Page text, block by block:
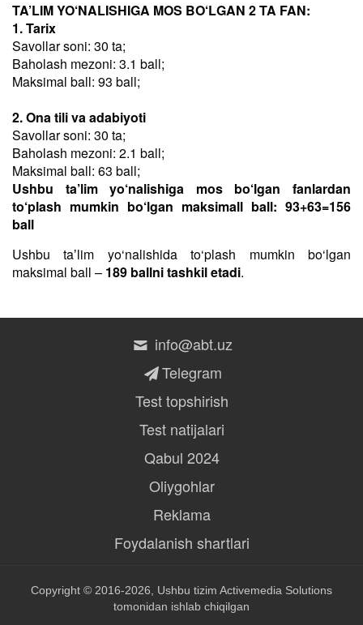
TA’LIM YO‘NALISHIGA MOS BO‘LGAN 2 TA FAN:
1. Tarix
Savollar soni: 30 ta;
Baholash mezoni: 3.1 ball;
Maksimal ball: 93 ball;
2. Ona tili va adabiyoti
Savollar soni: 30 ta;
Baholash mezoni: 2.1 ball;
Maksimal ball: 63 ball;
Ushbu ta’lim yo‘nalishiga mos bo‘lgan fanlardan
to‘plash mumkin bo‘lgan maksimall ball: 93+63=156
ball
Ushbu taʼlim yo‘nalishida to‘plash mumkin bo‘lgan
maksimal ball – 189 ballni tashkil etadi.
info@abt.uz
Telegram
Test topshirish
Test natijalari
Qabul 2024
Oliygohlar
Reklama
Foydalanish shartlari
Copyright © 2016-2026, Ushbu tizim Activemedia Solutions
tomonidan ishlab chiqilgan